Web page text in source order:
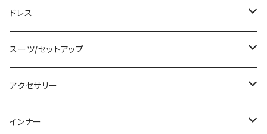
その他
チュニック
カーディガン/ボレロ
ニット/セーター
パーカー
スウェット/トレーナー
デニム
レギンス
その他
オールインワン
ロング
その他
ジャケット
その他
タンキニ
バンドゥビキニ
ワンピース
ラッシュガード
ドレス
ミニ/ショート
ミディアム/ミモレ
ロング/マキシ
スーツ/セットアップ
パンツスーツ
スカートスーツ
アクセサリー
ネックレス
インナー